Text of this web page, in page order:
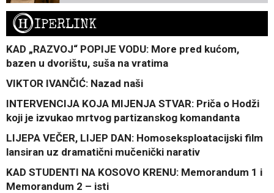
HIPERLINK
KAD „RAZVOJ“ POPIJE VODU: More pred kućom,
bazen u dvorištu, suša na vratima
VIKTOR IVANČIĆ: Nazad naši
INTERVENCIJA KOJA MIJENJA STVAR: Priča o Hodži
koji je izvukao mrtvog partizanskog komandanta
LIJEPA VEČER, LIJEP DAN: Homoseksploatacijski film
lansiran uz dramatični mučenički narativ
KAD STUDENTI NA KOSOVO KRENU: Memorandum 1 i
Memorandum 2 – isti